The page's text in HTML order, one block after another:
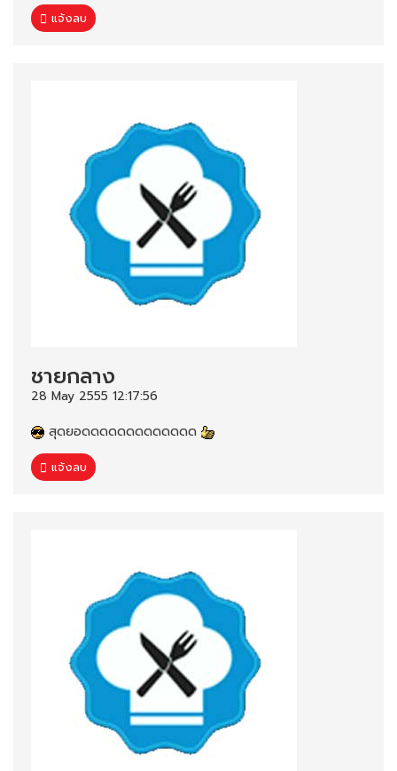
แจ้งลบ
ชายกลาง
28 May 2555 12:17:56
สุดยอดดดดดดดดดดดดด
แจ้งลบ